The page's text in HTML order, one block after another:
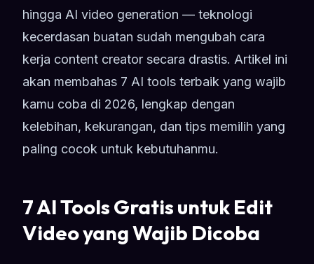
hingga AI video generation — teknologi
kecerdasan buatan sudah mengubah cara
kerja content creator secara drastis. Artikel ini
akan membahas 7 AI tools terbaik yang wajib
kamu coba di 2026, lengkap dengan
kelebihan, kekurangan, dan tips memilih yang
paling cocok untuk kebutuhanmu.
7 AI Tools Gratis untuk Edit
Video yang Wajib Dicoba